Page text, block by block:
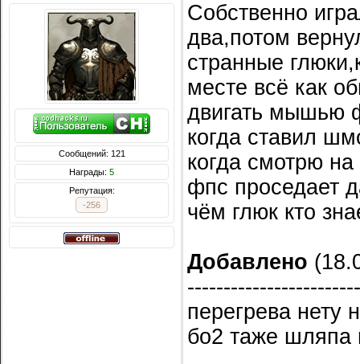
Сообщений: 121
Награды: 5
Репутация:
-256
Собственно
два,потом
странные
месте всё как
двигать мышью
когда ставил
когда смотрю
фпс проседает
чём глюк кто
Добавлено
перегрева нету
бо2 таже шляпа